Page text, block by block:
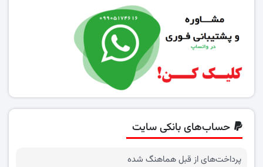
حساب‌های بانکی سایت
پرداخت‌های از قبل هماهنگ شده